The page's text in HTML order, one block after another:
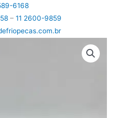
6168
– 11 2600-9859